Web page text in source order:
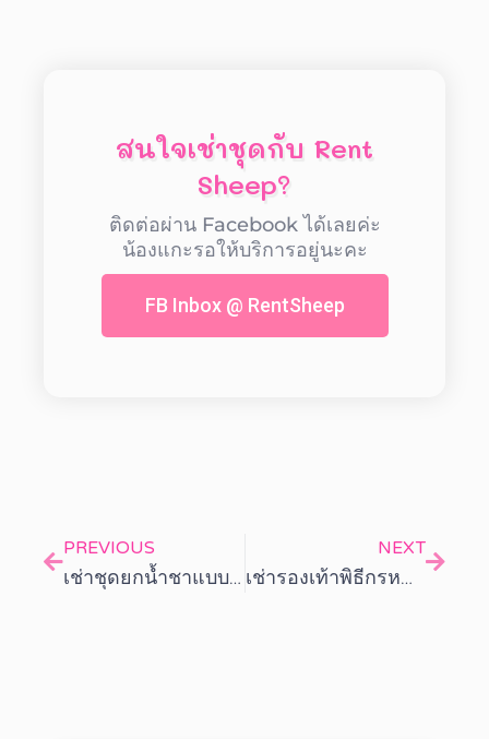
สนใจเช่าชุดกับ Rent
Sheep?
ติดต่อผ่าน Facebook ได้เลยค่ะ
น้องแกะรอให้บริการอยู่นะคะ
FB Inbox @ RentSheep
PREVIOUS
เช่าชุดยกน้ำชาแบบไทยและจีน พร้อมใส่ ยืมได้เลย ไม่ต้องสั่งตัด
NEXT
เช่ารองเท้าพิธีกรหญิง ใส่สวย สุภาพ เดินคล่องทั้งวัน